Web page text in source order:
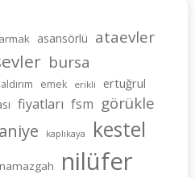
asansörlü ataevler
bursa
emek erikli ertuğrul
fiyatları fsm görükle
kaplıkaya kestel
namazgah nilüfer